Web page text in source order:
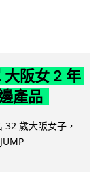
阪女 2 年
產品
歲大阪女子，